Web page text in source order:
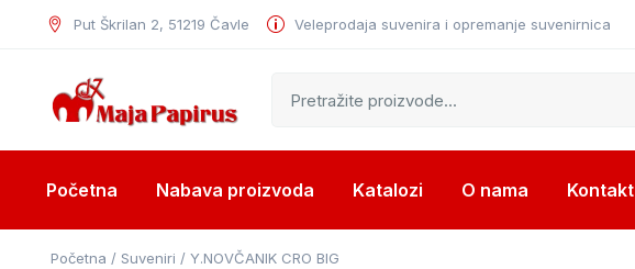
Put Škrilan 2, 51219 Čavle Veleprodaja suvenira i opremanje suvenirnica
Početna Nabava proizvoda Katalozi O nama Kontakt
Početna / Suveniri / Y.NOVČANIK CRO BIG